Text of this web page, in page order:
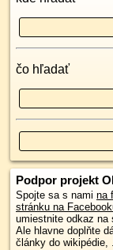
čo hľadať
Podpor projekt
Spojte sa s nami na
stránku na
umiestnite odkaz na
Ale hlavne doplňte
články do wikipédie,